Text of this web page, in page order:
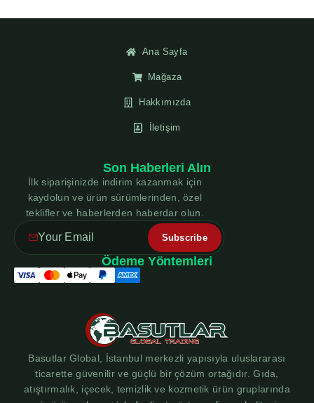
Ana Sayfa
Mağaza
Hakkımızda
İletişim
Basutlar Global, İstanbul merkezli yapısıyla uluslararası
ticarette güvenilir ve güçlü bir çözüm ortağıdır. Gıda,
atıştırmalık, içecek, temizlik ve kozmetik ürün gruplarında
Son Haberleri Alın
İlk siparişinizde indirim kazanmak için
kaydolun ve ürün sürümlerinden, özel
teklifler ve haberlerden haberdar olun.
Ödeme Yöntemleri